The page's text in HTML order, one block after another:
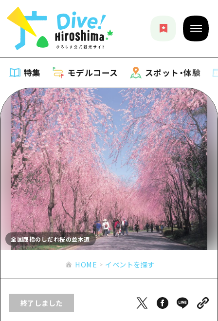
特集 モデルコース スポット・体験
特集
特集一覧
おすすめ
アート
イベント・祭り
グルメ・酒
サイクリング
ショッピング
ナイトライフ
世界遺産
モデルコース
モデルコース一覧
Dive! Hiroshima 公式ガイド
広島もしもトラベル
あたらしい非日常
広島市周辺
安芸
備後
スポット・体験
スポット・体験一覧
広島市周辺
安芸
備後
備北
宮島周辺
イベント
旬情報
お役立ち情報
アクセス
二次交通まとめ
HOME
HOME イベントを探す
終了しました
全国屈指のしだれ桜の並木道